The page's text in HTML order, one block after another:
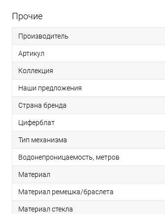
Прочие
Производитель
Артикул
Коллекция
Наши предложения
Страна бренда
Циферблат
Тип механизма
Водонепроницаемость, метров
Материал
Материал ремешка/браслета
Материал стекла